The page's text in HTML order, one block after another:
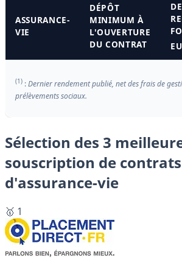
ASSURANCE-
VIE
DÉPÔT
MINIMUM À
L'OUVERTURE
DU CONTRAT
(1) :Dernier rendement publié, net des frais de
prélèvements sociaux.
Sélection des 3
souscription de contrats
d'assurance-vie
🥇 1